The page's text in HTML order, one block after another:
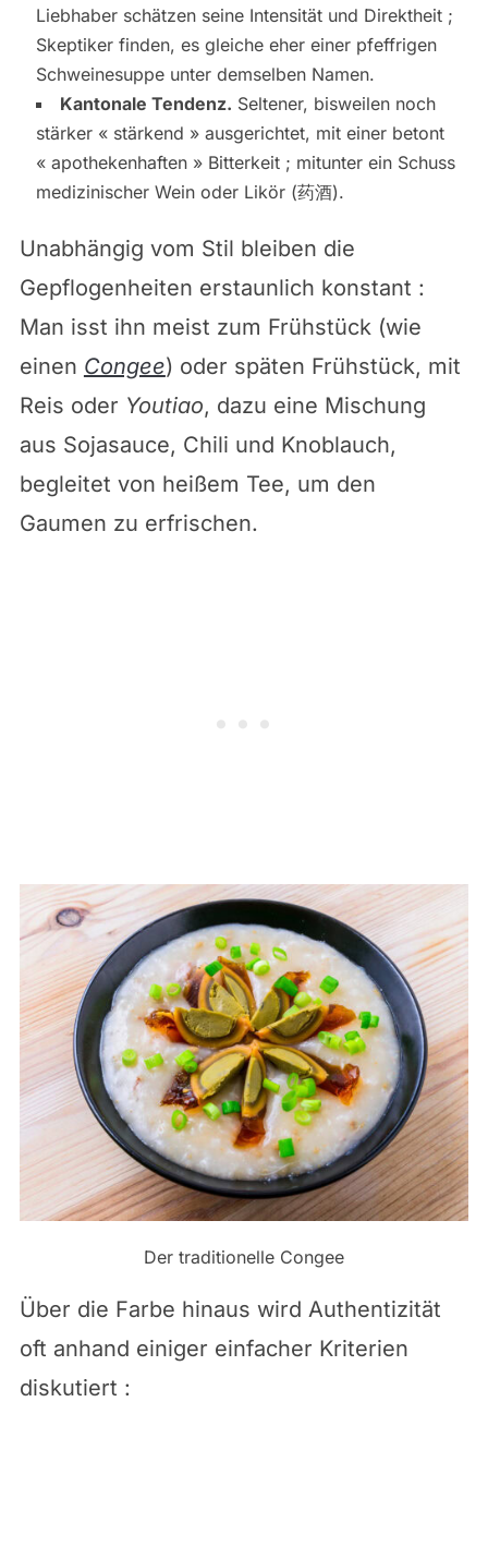
Liebhaber schätzen seine Intensität und Direktheit ;
Skeptiker finden, es gleiche eher einer pfeffrigen
Schweinesuppe unter demselben Namen.
Kantonale Tendenz. Seltener, bisweilen noch
stärker « stärkend » ausgerichtet, mit einer betont
« apothekenhaften » Bitterkeit ; mitunter ein Schuss
medizinischer Wein oder Likör (药酒).
Unabhängig vom Stil bleiben die
Gepflogenheiten erstaunlich konstant :
Man isst ihn meist zum Frühstück (wie
einen Congee) oder späten Frühstück, mit
Reis oder Youtiao, dazu eine Mischung
aus Sojasauce, Chili und Knoblauch,
begleitet von heißem Tee, um den
Gaumen zu erfrischen.
Der traditionelle Congee
Über die Farbe hinaus wird Authentizität
oft anhand einiger einfacher Kriterien
diskutiert :